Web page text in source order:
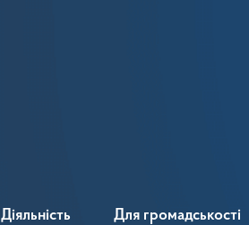
Діяльність Для громадськості